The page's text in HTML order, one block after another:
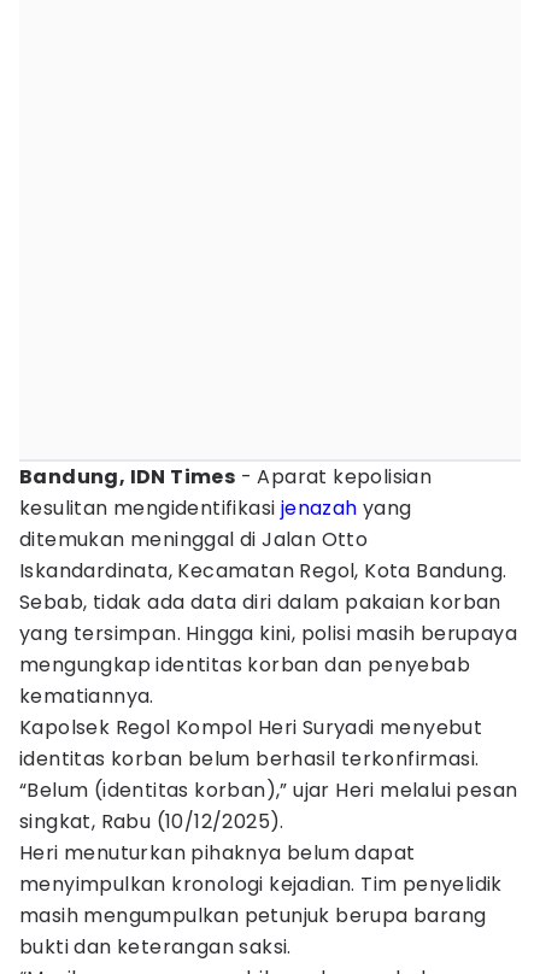
Bandung, IDN Times - Aparat kepolisian
kesulitan mengidentifikasi jenazah yang
ditemukan meninggal di Jalan Otto
Iskandardinata, Kecamatan Regol, Kota Bandung.
Sebab, tidak ada data diri dalam pakaian korban
yang tersimpan. Hingga kini, polisi masih berupaya
mengungkap identitas korban dan penyebab
kematiannya.
Kapolsek Regol Kompol Heri Suryadi menyebut
identitas korban belum berhasil terkonfirmasi.
“Belum (identitas korban),” ujar Heri melalui pesan
singkat, Rabu (10/12/2025).
Heri menuturkan pihaknya belum dapat
menyimpulkan kronologi kejadian. Tim penyelidik
masih mengumpulkan petunjuk berupa barang
bukti dan keterangan saksi.